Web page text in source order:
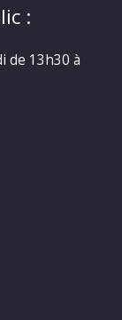
:
de 13h30 à